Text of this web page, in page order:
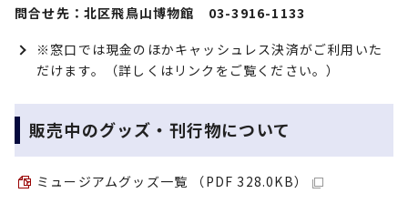
問合せ先：北区飛鳥山博物館 03-3916-1133
※窓口では現金のほかキャッシュレス決済がご利用いた
だけます。（詳しくはリンクをご覧ください。）
販売中のグッズ・刊行物について
ミュージアムグッズ一覧 （PDF 328.0KB）